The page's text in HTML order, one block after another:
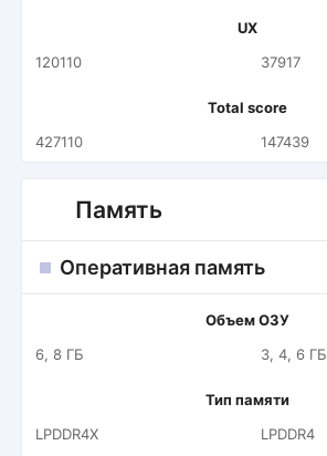
UX
120110
37917
Total score
427110
147439
Память
Оперативная память
Объем ОЗУ
6, 8 ГБ
3, 4, 6 ГБ
Тип памяти
LPDDR4X
LPDDR4